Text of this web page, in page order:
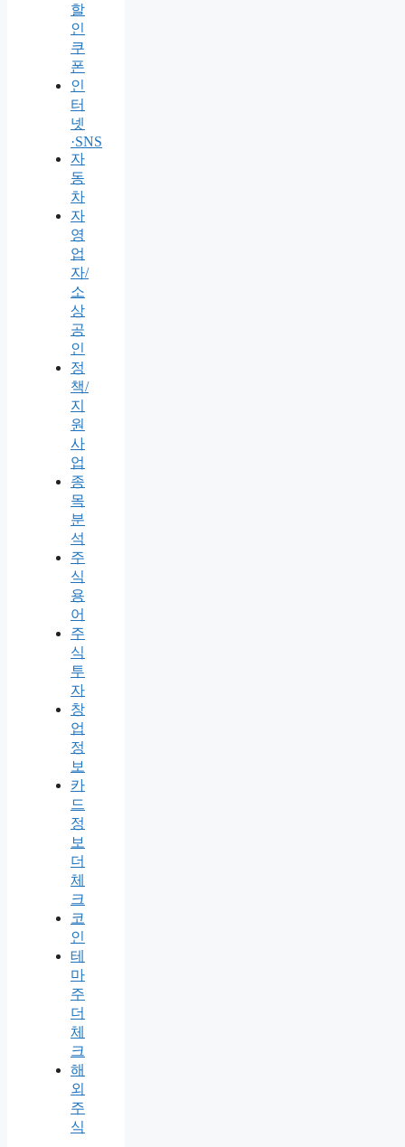
할
인
쿠
폰
인
터
넷
·SNS
자
동
차
자
영
업
자/
소
상
공
인
정
책/
지
원
사
업
종
목
분
석
주
식
용
어
주
식
투
자
창
업
정
보
카
드
정
보
더
체
크
코
인
테
마
주
더
체
크
해
외
주
식